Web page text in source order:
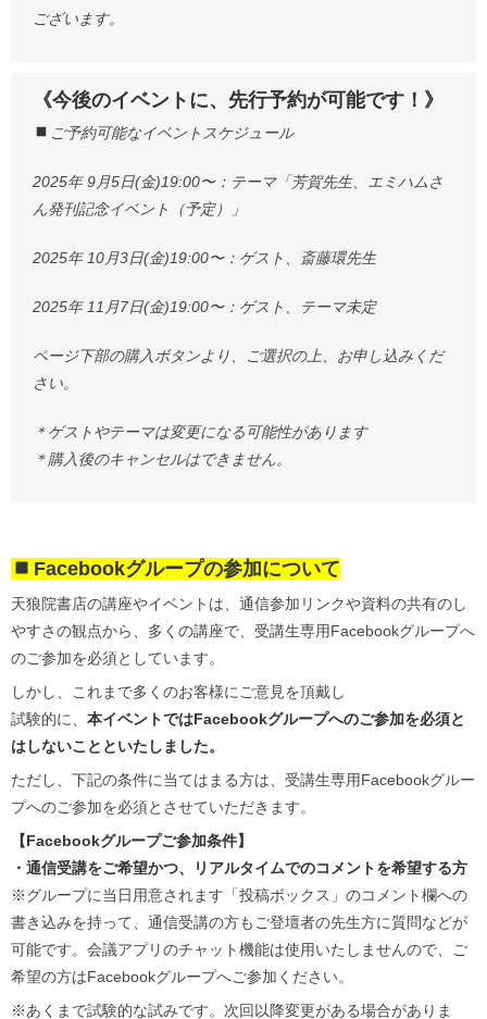
ございます。
《今後のイベントに、先行予約が可能です！》
ご予約可能なイベントスケジュール
2025年 9月5日(金)19:00〜：テーマ「芳賀先生、エミハムさ
ん発刊記念イベント（予定）」
2025年 10月3日(金)19:00〜：ゲスト、斎藤環先生
2025年 11月7日(金)19:00〜：ゲスト、テーマ未定
ページ下部の購入ボタンより、ご選択の上、お申し込みくだ
さい。
＊ゲストやテーマは変更になる可能性があります
＊購入後のキャンセルはできません。
Facebookグループの参加について
天狼院書店の講座やイベントは、通信参加リンクや資料の共有のし
やすさの観点から、多くの講座で、受講生専用Facebookグループへ
のご参加を必須としています。
しかし、これまで多くのお客様にご意見を頂戴し
試験的に、 本イベントではFacebookグループへのご参加を必須と
はしないことといたしました。
ただし、下記の条件に当てはまる方は、受講生専用Facebookグルー
プへのご参加を必須とさせていただきます。
【Facebookグループご参加条件】
・通信受講をご希望かつ、リアルタイムでのコメントを希望する方
※グループに当日用意されます「投稿ボックス」のコメント欄への
書き込みを持って、通信受講の方もご登壇者の先生方に質問などが
可能です。会議アプリのチャット機能は使用いたしませんので、ご
希望の方はFacebookグループへご参加ください。
※あくまで試験的な試みです。次回以降変更がある場合がありま